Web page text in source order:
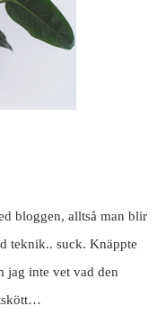
bloggen, alltså man blir
teknik.. suck. Knäppte
jag inte vet vad den